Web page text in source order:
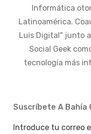
Informática
Latinoamérica.
Luis Digital" junto
Social Geek
tecnología más
Suscríbete A Bahía
Introduce tu correo